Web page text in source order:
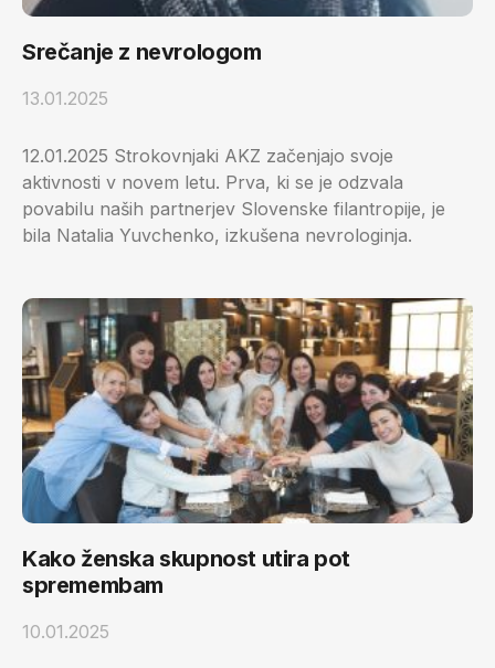
Srečanje z nevrologom
13.01.2025
12.01.2025 Strokovnjaki AKZ začenjajo svoje
aktivnosti v novem letu. Prva, ki se je odzvala
povabilu naših partnerjev Slovenske filantropije, je
bila Natalia Yuvchenko, izkušena nevrologinja.
Kako ženska skupnost utira pot
spremembam
10.01.2025